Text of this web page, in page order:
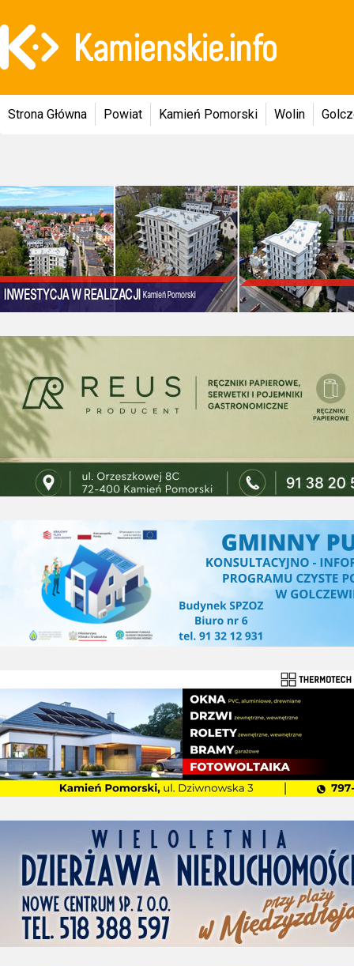
Strona Główna Powiat Kamień Pomorski Wolin